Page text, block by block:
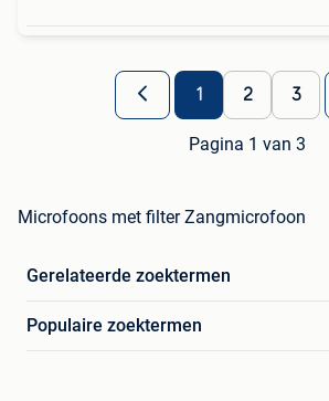
1 2 3
Pagina 1 van 3
Microfoons met filter Zangmicrofoon
Gerelateerde zoektermen
Populaire zoektermen